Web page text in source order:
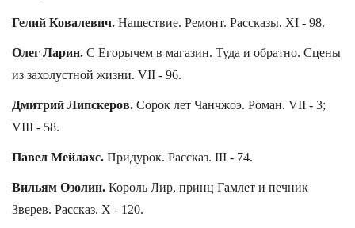
Гелий Ковалевич. Нашествие. Ремонт. Рассказы. XI - 98.
Олег Ларин. С Егорычем в магазин. Туда и обратно. Сцены
из захолустной жизни. VII - 96.
Дмитрий Липскеров. Сорок лет Чанчжоэ. Роман. VII - 3;
VIII - 58.
Павел Мейлахс. Придурок. Рассказ. III - 74.
Вильям Озолин. Король Лир, принц Гамлет и печник
Зверев. Рассказ. X - 120.